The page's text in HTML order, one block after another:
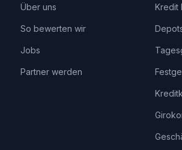
Über uns
So bewerten wir
Jobs
Partner werden
Kredit